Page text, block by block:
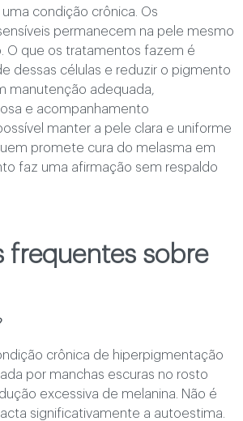
condição crônica. Os
permanecem na pele mesmo
O que os tratamentos fazem é
dessas células e reduzir o pigmento
manutenção adequada,
e acompanhamento
manter a pele clara e uniforme
promete cura do melasma em
faz uma afirmação sem respaldo
frequentes sobre
crônica de hiperpigmentação
por manchas escuras no rosto
excessiva de melanina. Não é
significativamente a autoestima.